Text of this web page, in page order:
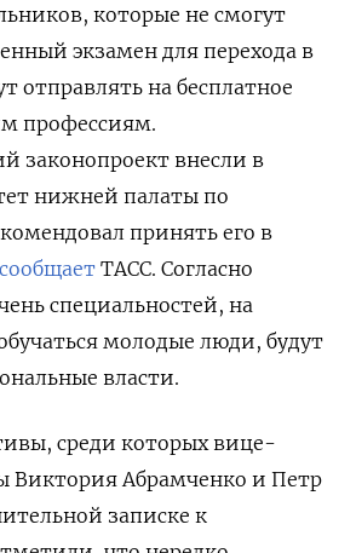
которые не смогут
экзамен для перехода в
отправлять на бесплатное
профессиям.
законопроект внесли в
нижней палаты по
принять его в
сообщает ТАСС. Согласно
специальностей, на
молодые люди, будут
власти.
среди которых вице-
Виктория Абрамченко и Петр
записке к